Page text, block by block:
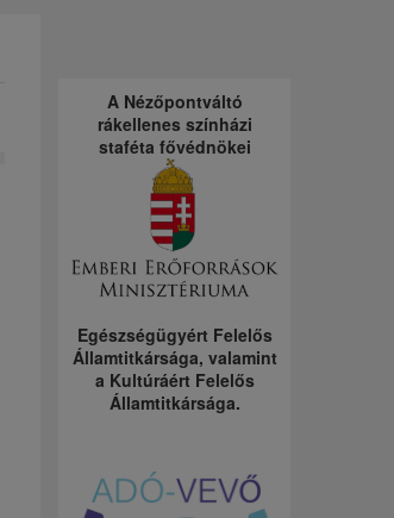
A Nézőpontváltó
rákellenes színházi
staféta fővédnökei
Egészségügyért Felelős
Államtitkársága, valamint
a Kultúráért Felelős
Államtitkársága.